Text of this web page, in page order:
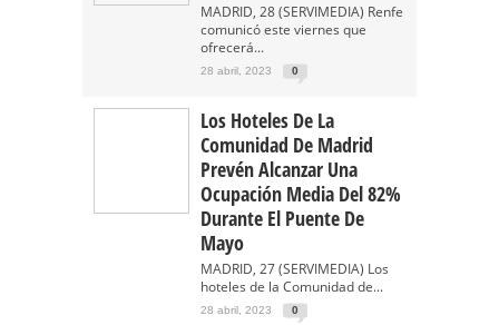
MADRID, 28 (SERVIMEDIA) Renfe
comunicó este viernes que
ofrecerá...
28 abril, 2023 0
Los Hoteles De La
Comunidad De Madrid
Prevén Alcanzar Una
Ocupación Media Del 82%
Durante El Puente De
Mayo
MADRID, 27 (SERVIMEDIA) Los
hoteles de la Comunidad de...
28 abril, 2023 0